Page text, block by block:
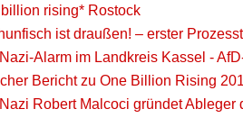
rising* Rostock
ist draußen! – erster
Alarm im Landkreis Kassel -
Bericht zu One Billion Rising
Robert Malcoci gründet Ableger